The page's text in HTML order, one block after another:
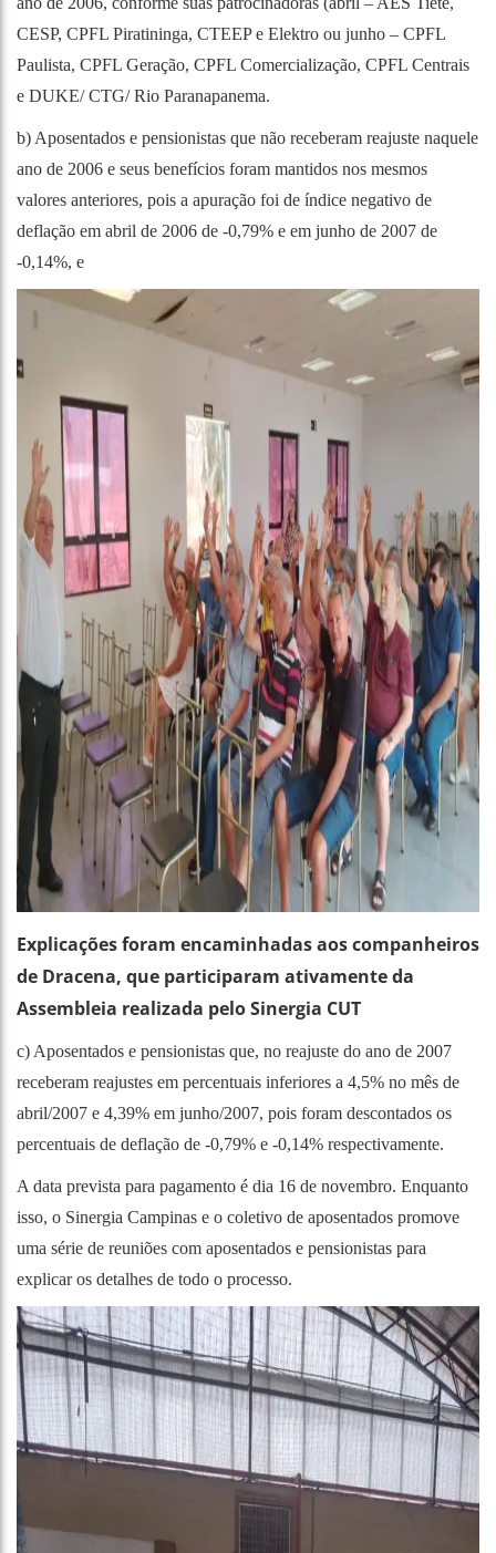
CESP, CPFL Piratininga, CTEEP e Elektro ou junho – CPFL
Paulista, CPFL Geração, CPFL Comercialização, CPFL Centrais
e DUKE/ CTG/ Rio Paranapanema.
b) Aposentados e pensionistas que não receberam reajuste naquele
ano de 2006 e seus benefícios foram mantidos nos mesmos
valores anteriores, pois a apuração foi de índice negativo de
deflação em abril de 2006 de -0,79% e em junho de 2007 de
-0,14%, e
Explicações foram encaminhadas aos companheiros
de Dracena, que participaram ativamente da
Assembleia realizada pelo Sinergia CUT
c) Aposentados e pensionistas que, no reajuste do ano de 2007
receberam reajustes em percentuais inferiores a 4,5% no mês de
abril/2007 e 4,39% em junho/2007, pois foram descontados os
percentuais de deflação de -0,79% e -0,14% respectivamente.
A data prevista para pagamento é dia 16 de novembro. Enquanto
isso, o Sinergia Campinas e o coletivo de aposentados promove
uma série de reuniões com aposentados e pensionistas para
explicar os detalhes de todo o processo.